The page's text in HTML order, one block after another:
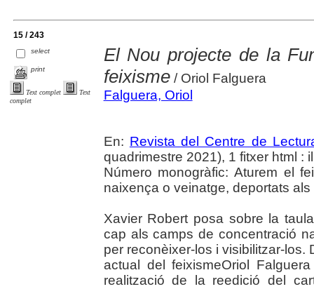
15 / 243
select
print
Text complet
Text
complet
El Nou projecte de la
feixisme/ Oriol Falguera
Falguera, Oriol
En: Revista del Centre de
quadrimestre 2021), 1 fitxer html :
Número monogràfic: Aturem el
naixença o veinatge, deportats
Xavier Robert posa sobre la
cap als camps de concentració
per reconèixer-los i visibilitzar-
actual del feixismeOriol
realització de la reedició del